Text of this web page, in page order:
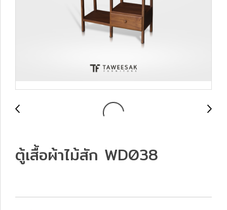
ตู้เสื้อผ้าไม้สัก WD038